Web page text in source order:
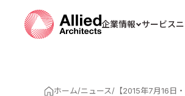
企業情報 サービス
ホーム/ニュース/ 【2015年7月16日